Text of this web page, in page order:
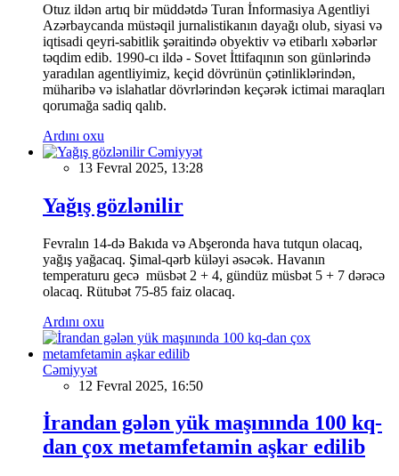
Otuz ildən artıq bir müddətdə Turan İnformasiya Agentliyi
Azərbaycanda müstəqil jurnalistikanın dayağı olub, siyasi və
iqtisadi qeyri-sabitlik şəraitində obyektiv və etibarlı xəbərlər
təqdim edib. 1990-cı ildə - Sovet İttifaqının son günlərində
yaradılan agentliyimiz, keçid dövrünün çətinliklərindən,
müharibə və islahatlar dövrlərindən keçərək ictimai maraqları
qorumağa sadiq qalıb.
Ardını oxu
Cəmiyyət
13 Fevral 2025, 13:28
Yağış gözlənilir
Fevralın 14-də Bakıda və Abşeronda hava tutqun olacaq,
yağış yağacaq. Şimal-qərb küləyi əsəcək. Havanın
temperaturu gecə müsbət 2 + 4, gündüz müsbət 5 + 7 dərəcə
olacaq. Rütubət 75-85 faiz olacaq.
Ardını oxu
Cəmiyyət
12 Fevral 2025, 16:50
İrandan gələn yük maşınında 100 kq-
dan çox metamfetamin aşkar edilib